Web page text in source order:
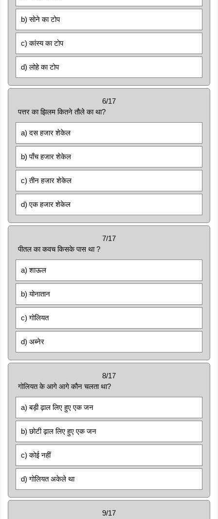
b) सोने का टोप
c) कांस्य का टोप
d) लोहे का टोप
6/17
पत्तर का झिलम कितने तौले का था?
a) दस हजार शेकेल
b) पाँच हजार शेकेल
c) तीन हजार शेकेल
d) एक हजार शेकेल
7/17
पीतल का कवच किसके पास था ?
a) शाऊल
b) योनातान
c) गोलियत
d) अब्नेर
8/17
गोलियत के आगे आगे कौन चलता था?
a) बड़ी ढ़ाल लिए हुए एक जन
b) छोटी ढ़ाल लिए हुए एक जन
c) कोई नहीं
d) गोलियत अकेले था
9/17